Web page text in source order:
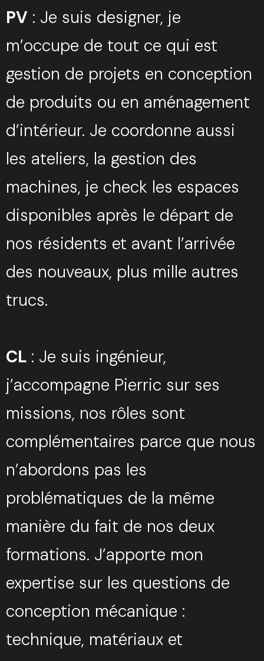
PV : Je suis designer, je
m’occupe de tout ce qui est
gestion de projets en conception
de produits ou en aménagement
d’intérieur. Je coordonne aussi
les ateliers, la gestion des
machines, je check les espaces
disponibles après le départ de
nos résidents et avant l’arrivée
des nouveaux, plus mille autres
trucs.
CL : Je suis ingénieur,
j’accompagne Pierric sur ses
missions, nos rôles sont
complémentaires parce que nous
n’abordons pas les
problématiques de la même
manière du fait de nos deux
formations. J’apporte mon
expertise sur les questions de
conception mécanique :
technique, matériaux et